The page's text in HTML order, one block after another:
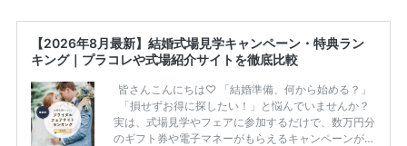
【2026年8月最新】結婚式場見学キャンペーン・特典ラン
キング｜プラコレや式場紹介サイトを徹底比較
皆さんこんにちは♡ 「結婚準備、何から始める？」
「損せずお得に探したい！」と悩んでいませんか？
実は、式場見学やフェアに参加するだけで、数万円分
のギフト券や電子マネーがもらえるキャンペーンがあ